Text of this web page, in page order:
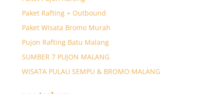
Paket Rafting + Outbound
Paket Wisata Bromo Murah
Pujon Rafting Batu Malang
SUMBER 7 PUJON MALANG
WISATA PULAU SEMPU & BROMO MALANG